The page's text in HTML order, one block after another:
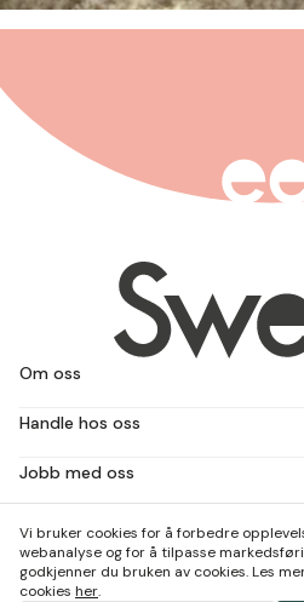
Om oss
Handle hos oss
Jobb med oss
Vi bruker cookies for å forbedre
webanalyse og for å tilpasse
godkjenner du bruken av cookies. Les
cookies her.